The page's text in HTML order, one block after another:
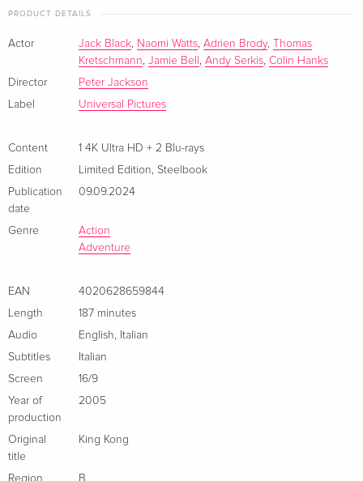
French
4K Ultra HD + Blu-ray
Sold out
Limited Edition, Steelbook, 4K Ultra HD + 2
French
HD + 2 Blu-rays
French
4K Ultra HD + Blu-ray
Limited Edition, Steelbook, 4K Ultra HD + 2
Italian
PRODUCT DETAILS
Actor Jack Black, Naomi Watts, Adrien Brody,
Thomas
Kretschmann, Jamie Bell , Andy Serkis, Colin Hanks
Director
Peter Jackson
Label
Universal Pictures
Content
1 4K Ultra HD + 2 Blu-rays
Edition
Limited Edition, Steelbook
Publication
date
09.09.2024
Genre
Action
Adventure
EAN
4020628659844
Length
187 minutes
Audio
English, Italian
Subtitles
Italian
Screen
16/9
Year of
production
2005
Original
title
King Kong
Region B